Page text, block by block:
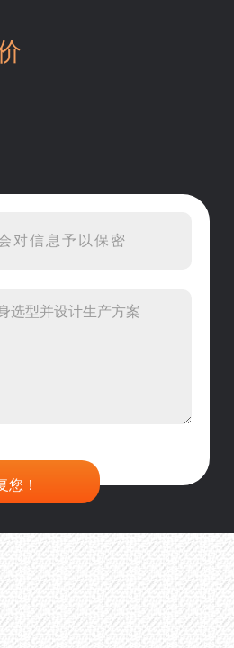
后服务？
荐下型号
您！